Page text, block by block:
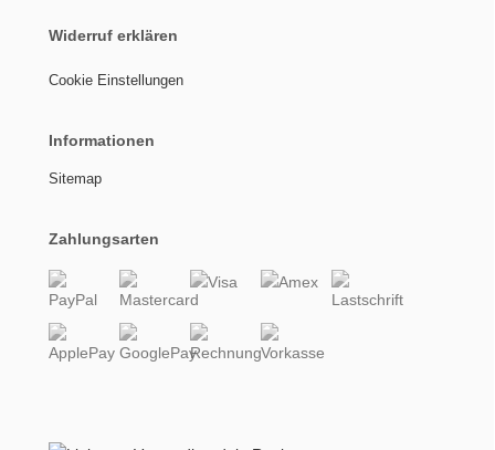
Widerruf erklären
Cookie Einstellungen
Informationen
Sitemap
Zahlungsarten